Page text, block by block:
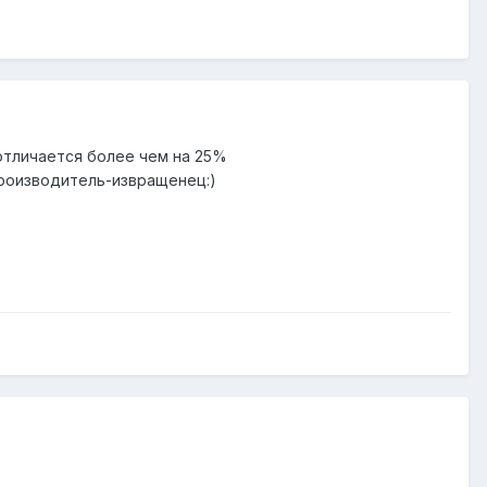
более чем на 25%
извращенец:)